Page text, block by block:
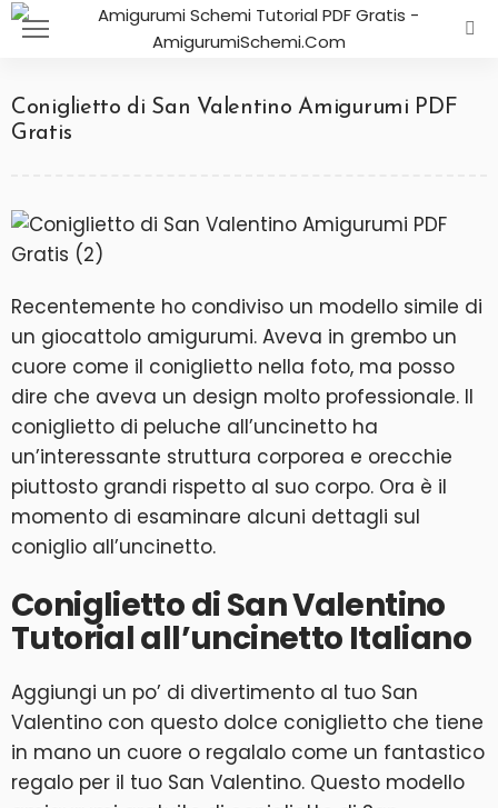
Coniglietto di San Valentino Amigurumi PDF
Gratis
Recentemente ho condiviso un modello simile di
un giocattolo amigurumi. Aveva in grembo un
cuore come il coniglietto nella foto, ma posso
dire che aveva un design molto professionale. Il
coniglietto di peluche all’uncinetto ha
un’interessante struttura corporea e orecchie
piuttosto grandi rispetto al suo corpo. Ora è il
momento di esaminare alcuni dettagli sul
coniglio all’uncinetto.
Coniglietto di San Valentino
Tutorial all’uncinetto Italiano
Aggiungi un po’ di divertimento al tuo San
Valentino con questo dolce coniglietto che tiene
in mano un cuore o regalalo come un fantastico
regalo per il tuo San Valentino. Questo modello